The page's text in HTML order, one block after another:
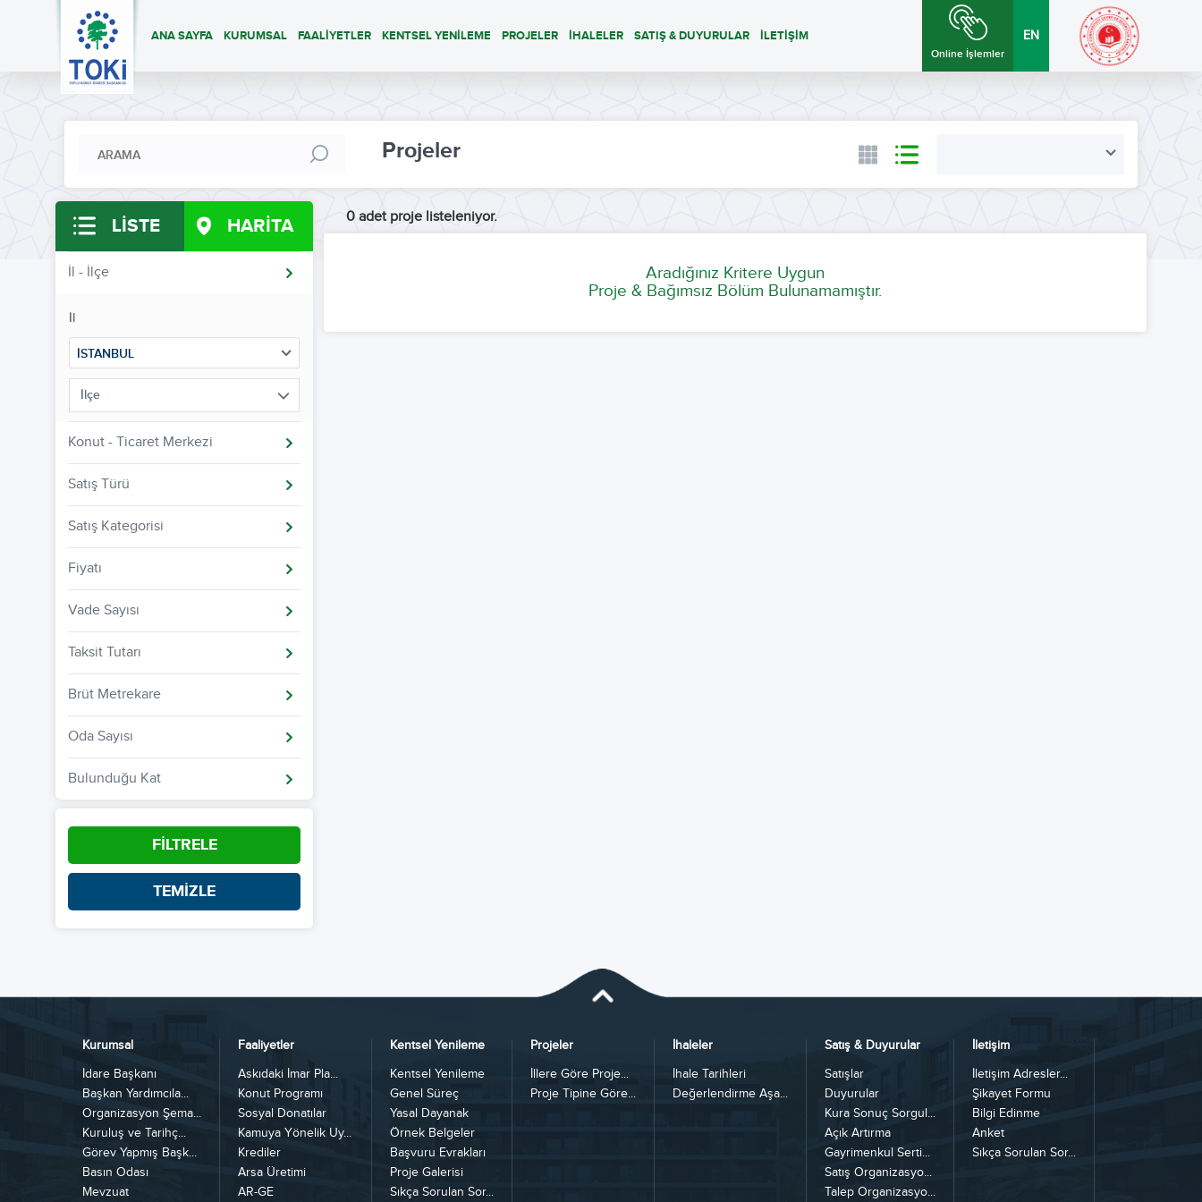
ANA SAYFA KURUMSAL FAALİYETLER KENTSEL YENİLEME PROJELER İHALELER SATIŞ & DUYURULAR İLETİŞİM
Online İşlemler
EN
Projeler
LİSTE HARİTA
İl - İlçe
İl
İSTANBUL
İlçe
Konut - Ticaret Merkezi
Satış Türü
Satış Kategorisi
Fiyatı
Vade Sayısı
Taksit Tutarı
Brüt Metrekare
Oda Sayısı
Bulunduğu Kat
FİLTRELE
TEMİZLE
0 adet proje listeleniyor.
Aradığınız Kritere Uygun
Proje & Bağımsız Bölüm Bulunamamıştır.
Kurumsal
İdare Başkanı
Başkan Yardımcıla...
Organizasyon Şema...
Kuruluş ve Tarihç...
Görev Yapmış Başk...
Basın Odası
Mevzuat
Faaliyetler
Askıdaki İmar Pla...
Konut Programı
Sosyal Donatılar
Kamuya Yönelik Uy...
Krediler
Arsa Üretimi
AR-GE
Kentsel Yenileme
Kentsel Yenileme
Genel Süreç
Yasal Dayanak
Örnek Belgeler
Başvuru Evrakları
Proje Galerisi
Sıkça Sorulan Sor...
Projeler
İllere Göre Proje...
Proje Tipine Göre...
İhaleler
İhale Tarihleri
Değerlendirme Aşa...
Satış & Duyurular
Satışlar
Duyurular
Kura Sonuç Sorgul...
Açık Artırma
Gayrimenkul Serti...
Satış Organizasyo...
Talep Organizasyo...
İletişim
İletişim Adresler...
Şikayet Formu
Bilgi Edinme
Anket
Sıkça Sorulan Sor...